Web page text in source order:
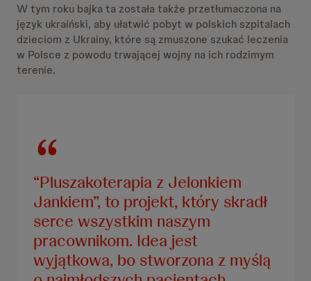
W tym roku bajka ta została także przetłumaczona na
język ukraiński, aby ułatwić pobyt w polskich szpitalach
dzieciom z Ukrainy, które są zmuszone szukać leczenia
w Polsce z powodu trwającej wojny na ich rodzimym
terenie.
“Pluszakoterapia z Jelonkiem
Jankiem”, to projekt, który skradł
serce wszystkim naszym
pracownikom. Idea jest
wyjątkowa, bo stworzona z myślą